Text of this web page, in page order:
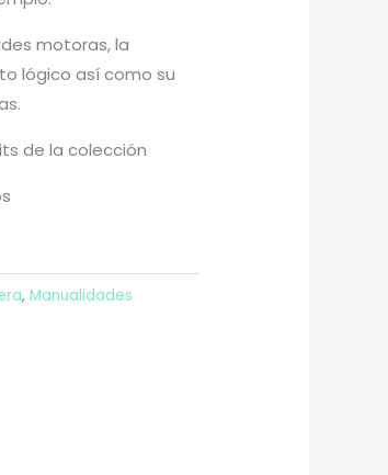
motoras, la
lógico así como su
de la colección
, Manualidades